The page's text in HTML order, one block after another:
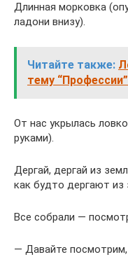
Длинная морковка
ладони внизу).
Читайте также:
тему
От нас укрылась
руками).
Дергай, дергай из
как будто дергают из
Все собрали —
— Давайте